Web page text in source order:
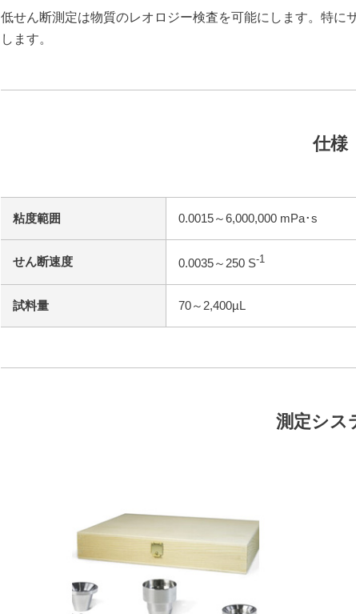
低せん断測定は物質のレオロジー検査を可能にします。特に
します。
仕様
粘度範囲 0.0015～6,000,000 mPa･s
せん断速度 0.0035～250 S-1
試料量 70～2,400µL
測定シス